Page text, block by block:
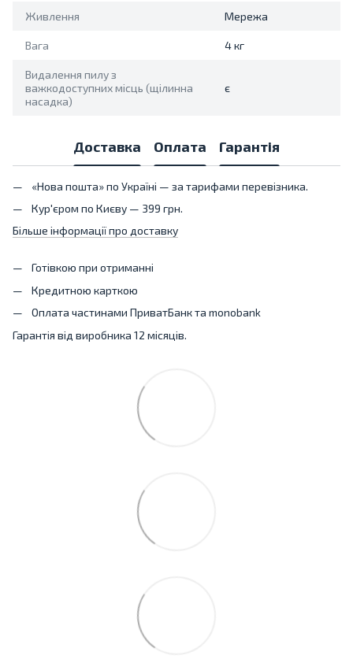
Живлення Мережа
Вага 4 кг
Видалення пилу з
важкодоступних місць (щілинна
насадка)
є
Доставка Оплата Гарантія
«Нова пошта» по Україні — за тарифами перевізника.
Кур'єром по Києву — 399 грн.
Більше інформації про доставку
Готівкою при отриманні
Кредитною карткою
Оплата частинами ПриватБанк та monobank
Гарантія від виробника 12 місяців.